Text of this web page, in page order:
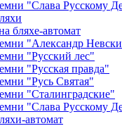
"Слава Русскому
бляхе-автомат
"Александр
"Русский лес"
"Русская правда"
"Русь Святая"
"Сталинградские"
"Слава Русскому
автомат